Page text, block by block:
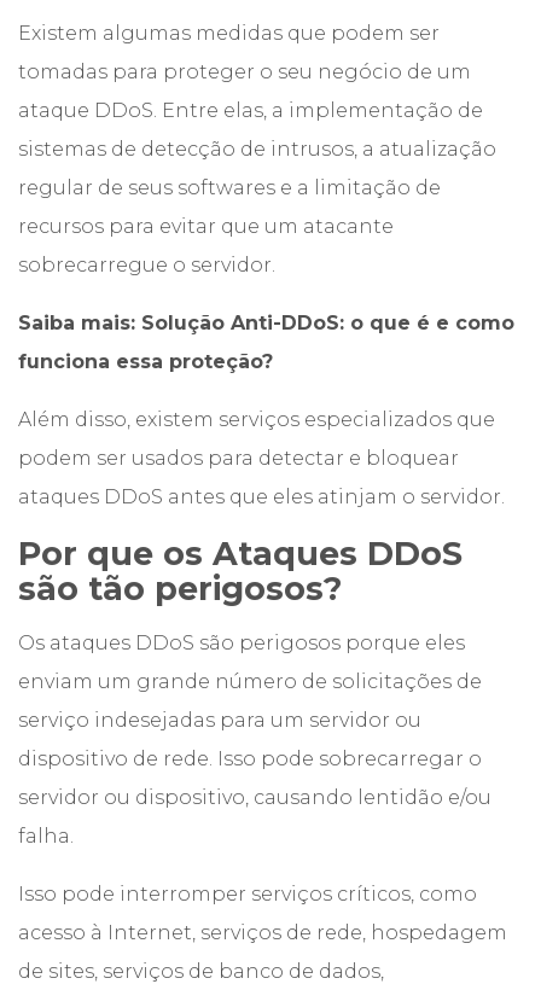
Existem algumas medidas que podem ser
tomadas para proteger o seu negócio de um
ataque DDoS. Entre elas, a implementação de
sistemas de detecção de intrusos, a atualização
regular de seus softwares e a limitação de
recursos para evitar que um atacante
sobrecarregue o servidor.
Saiba mais: Solução Anti-DDoS: o que é e como
funciona essa proteção?
Além disso, existem serviços especializados que
podem ser usados para detectar e bloquear
ataques DDoS antes que eles atinjam o servidor.
Por que os Ataques DDoS
são tão perigosos?
Os ataques DDoS são perigosos porque eles
enviam um grande número de solicitações de
serviço indesejadas para um servidor ou
dispositivo de rede. Isso pode sobrecarregar o
servidor ou dispositivo, causando lentidão e/ou
falha.
Isso pode interromper serviços críticos, como
acesso à Internet, serviços de rede, hospedagem
de sites, serviços de banco de dados,